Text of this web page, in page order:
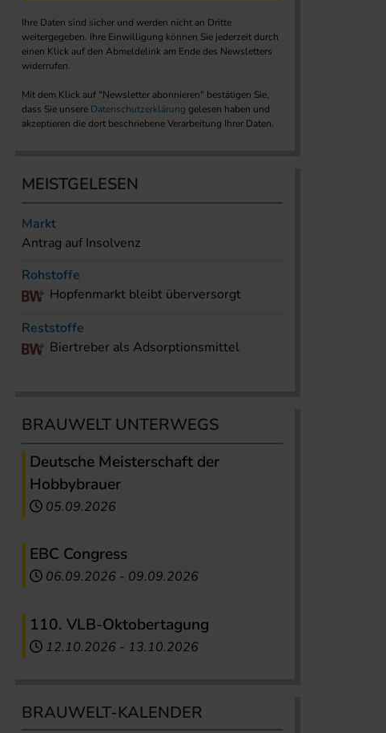
Ihre Daten sind sicher und werden nicht an Dritte
weitergegeben. Ihre Einwilligung können Sie jederzeit durch
einen Klick auf den Abmeldelink am Ende des Newsletters
widerrufen.
Mit dem Klick auf "Newsletter abonnieren" bestätigen Sie,
dass Sie unsere Datenschutzerklärung gelesen haben und
akzeptieren die dort beschriebene Verarbeitung Ihrer Daten.
MEISTGELESEN
Markt
Antrag auf Insolvenz
Rohstoffe
Hopfenmarkt bleibt überversorgt
Reststoffe
Biertreber als Adsorptionsmittel
BRAUWELT UNTERWEGS
Deutsche Meisterschaft der
Hobbybrauer
05.09.2026
EBC Congress
06.09.2026 - 09.09.2026
110. VLB-Oktobertagung
12.10.2026 - 13.10.2026
BRAUWELT-KALENDER